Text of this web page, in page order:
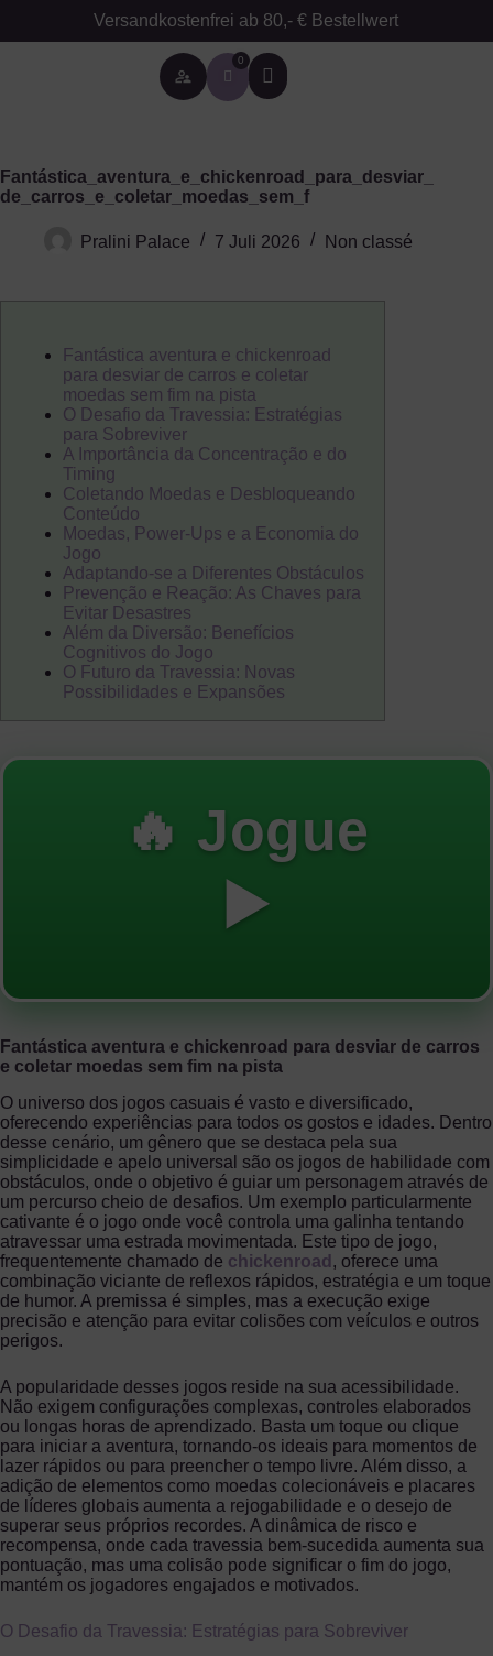
Versandkostenfrei ab 80,- € Bestellwert
0
Fantástica_aventura_e_chickenroad_para_desviar_
de_carros_e_coletar_moedas_sem_f
Pralini Palace 7 Juli 2026 Non classé
Fantástica aventura e chickenroad
para desviar de carros e coletar
moedas sem fim na pista
O Desafio da Travessia: Estratégias
para Sobreviver
A Importância da Concentração e do
Timing
Coletando Moedas e Desbloqueando
Conteúdo
Moedas, Power-Ups e a Economia do
Jogo
Adaptando-se a Diferentes Obstáculos
Prevenção e Reação: As Chaves para
Evitar Desastres
Além da Diversão: Benefícios
Cognitivos do Jogo
O Futuro da Travessia: Novas
Possibilidades e Expansões
🔥 Jogue
▶️
Fantástica aventura e chickenroad para desviar de carros
e coletar moedas sem fim na pista
O universo dos jogos casuais é vasto e diversificado,
oferecendo experiências para todos os gostos e idades. Dentro
desse cenário, um gênero que se destaca pela sua
simplicidade e apelo universal são os jogos de habilidade com
obstáculos, onde o objetivo é guiar um personagem através de
um percurso cheio de desafios. Um exemplo particularmente
cativante é o jogo onde você controla uma galinha tentando
atravessar uma estrada movimentada. Este tipo de jogo,
frequentemente chamado de chickenroad , oferece uma
combinação viciante de reflexos rápidos, estratégia e um toque
de humor. A premissa é simples, mas a execução exige
precisão e atenção para evitar colisões com veículos e outros
perigos.
A popularidade desses jogos reside na sua acessibilidade.
Não exigem configurações complexas, controles elaborados
ou longas horas de aprendizado. Basta um toque ou clique
para iniciar a aventura, tornando-os ideais para momentos de
lazer rápidos ou para preencher o tempo livre. Além disso, a
adição de elementos como moedas colecionáveis e placares
de líderes globais aumenta a rejogabilidade e o desejo de
superar seus próprios recordes. A dinâmica de risco e
recompensa, onde cada travessia bem-sucedida aumenta sua
pontuação, mas uma colisão pode significar o fim do jogo,
mantém os jogadores engajados e motivados.
O Desafio da Travessia: Estratégias para Sobreviver